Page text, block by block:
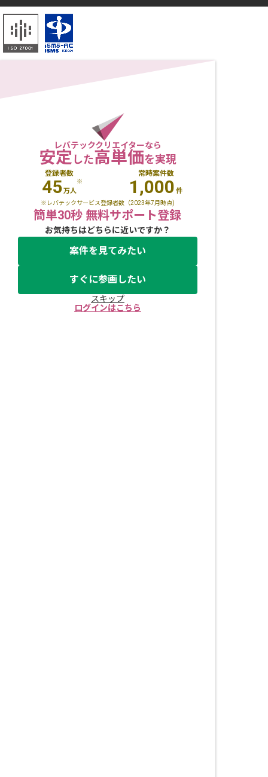
レバテッククリエイターなら
安定した高単価を実現
登録者数
45万人
※
常時案件数
1,000 件
※レバテックサービス登録者数（2023年7月時点)
簡単30秒 無料サポート登録
お気持ちはどちらに近いですか？
案件を見てみたい
すぐに参画したい
スキップ
ログインはこちら